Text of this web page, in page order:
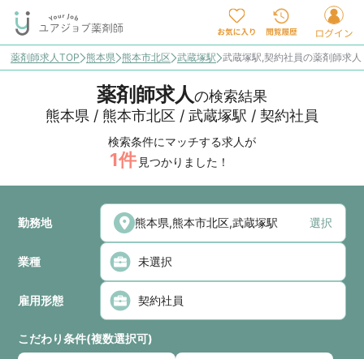
薬剤師求人TOP 熊本県 熊本市北区 武蔵塚駅 武蔵塚駅,契約社員の薬剤師求
薬剤師求人の検索結果
熊本県 / 熊本市北区 / 武蔵塚駅 / 契約社員
検索条件にマッチする求人が
1件 見つかりました！
勤務地 選択
業種
雇用形態
こだわり条件(複数選択可)